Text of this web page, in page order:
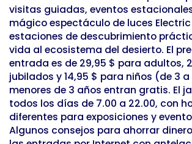
visitas guiadas, eventos
mágico espectáculo de luces Electric
estaciones de descubrimiento
vida al ecosistema del desierto. El
entrada es de 29,95 $ para adultos,
jubilados y 14,95 $ para niños (de 3 a
menores de 3 años entran gratis. El
todos los días de 7.00 a 22.00, con
diferentes para exposiciones y
Algunos consejos para ahorrar